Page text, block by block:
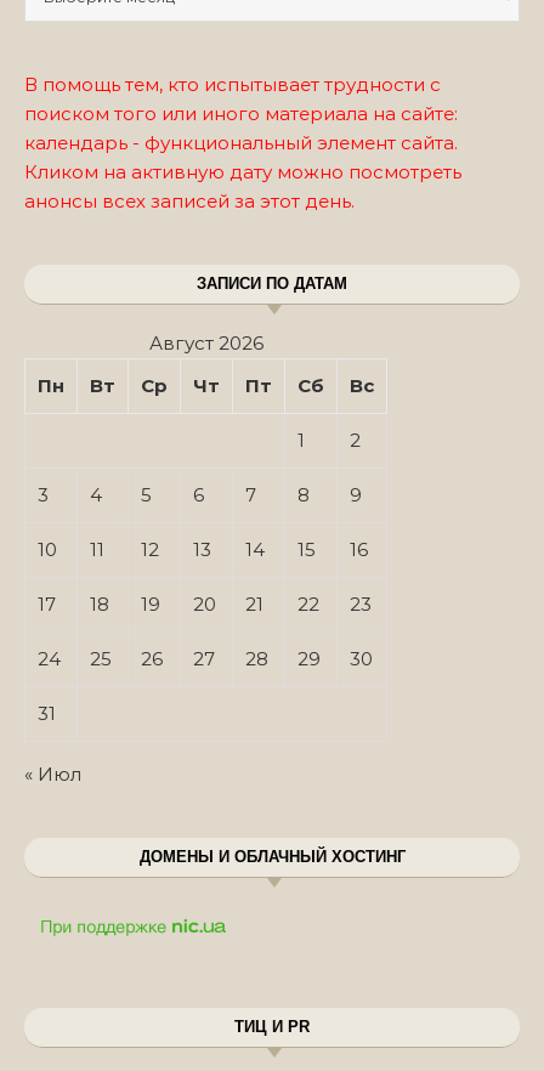
В помощь тем, кто испытывает трудности с
поиском того или иного материала на сайте:
календарь - функциональный элемент сайта.
Кликом на активную дату можно посмотреть
анонсы всех записей за этот день.
ЗАПИСИ ПО ДАТАМ
Август 2026
Пн
Вт Ср Чт Пт Сб Вс
1 2
3 4 5 6 7 8 9
10 11 12 13 14 15 16
17 18 19 20 21 22 23
24 25 26 27 28 29 30
31
« Июл
ДОМЕНЫ И ОБЛАЧНЫЙ ХОСТИНГ
ТИЦ И PR